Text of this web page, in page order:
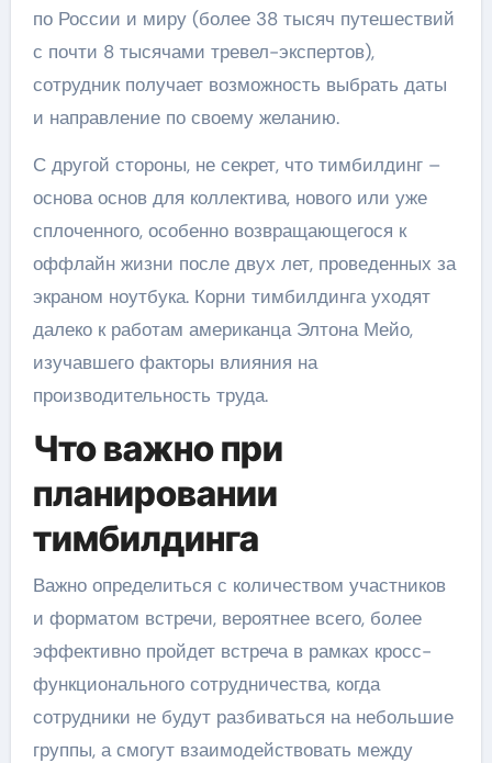
по России и миру (более 38 тысяч путешествий
с почти 8 тысячами тревел-экспертов),
сотрудник получает возможность выбрать даты
и направление по своему желанию.
С другой стороны, не секрет, что тимбилдинг –
основа основ для коллектива, нового или уже
сплоченного, особенно возвращающегося к
оффлайн жизни после двух лет, проведенных за
экраном ноутбука. Корни тимбилдинга уходят
далеко к работам американца Элтона Мейо,
изучавшего факторы влияния на
производительность труда.
Что важно при
планировании
тимбилдинга
Важно определиться с количеством участников
и форматом встречи, вероятнее всего, более
эффективно пройдет встреча в рамках кросс-
функционального сотрудничества, когда
сотрудники не будут разбиваться на небольшие
группы, а смогут взаимодействовать между